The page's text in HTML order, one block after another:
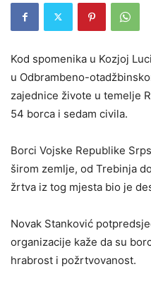
Kod spomenika u Kozjoj
u Odbrambeno-
zajednice živote u temelje
54 borca i sedam civila.
Borci Vojske Republike
širom zemlje, od Trebinja
žrtva iz tog mjesta bio je
Novak Stanković
organizacije kaže da su
hrabrost i požrtvovanost.